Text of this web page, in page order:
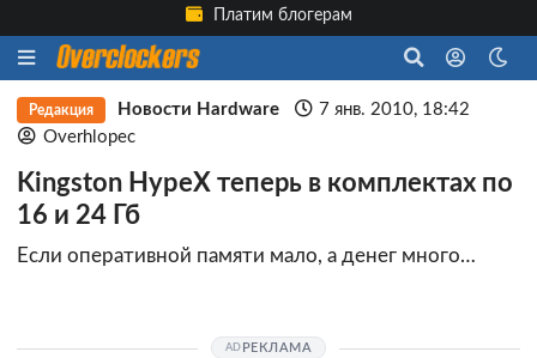
Платим блогерам
Редакция Новости Hardware
7 янв. 2010, 18:42
Overhlopec
Kingston HypeX теперь в комплектах по
16 и 24 Гб
Если оперативной памяти мало, а денег много…
РЕКЛАМА